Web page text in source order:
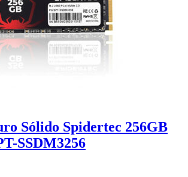
Sólido Spidertec 256GB
SSDM3256